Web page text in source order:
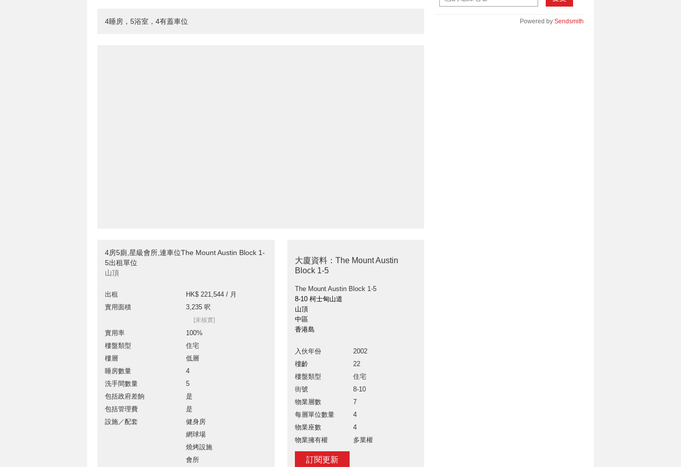
4睡房，5浴室，4有蓋車位
4房5廁,星級會所,連車位The Mount Austin Block 1-
5出租單位
山頂
出租
HK$ 221,544 / 月
實用面積
3,235 呎
[未核實]
實用率
100%
樓盤類型
住宅
樓層
低層
睡房數量
4
洗手間數量
5
包括政府差餉
是
包括管理費
是
設施／配套
健身房
網球場
燒烤設施
會所
大廈資料：The Mount Austin
Block 1-5
The Mount Austin Block 1-5
8-10 柯士甸山道
山頂
中區
香港島
入伙年份
2002
樓齡
22
樓盤類型
住宅
街號
8-10
物業層數
7
每層單位數量
4
物業座數
4
物業擁有權
多業權
訂閱更新
Powered by Sendsmith